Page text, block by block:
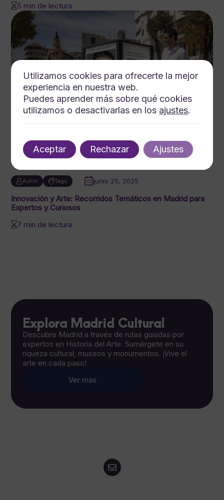
5 min de lectura
Autor Tags junio 25, 2025
Innovación y Arte: Recorridos Temáticos en Madrid para
Expertos y Curiosos
7 min de lectura
Explora Madrid Cultural
Descubre Madrid a través de rutas guiadas por
expertos en Historia del Arte. Sumérgete en su
riqueza cultural, museos y monumentos. ¡Vive el
arte en cada paso!
Ver más
Utilizamos cookies para ofrecerte la mejor
experiencia en nuestra web.
Puedes aprender más sobre qué cookies
utilizamos o desactivarlas en los ajustes.
Aceptar Rechazar Ajustes